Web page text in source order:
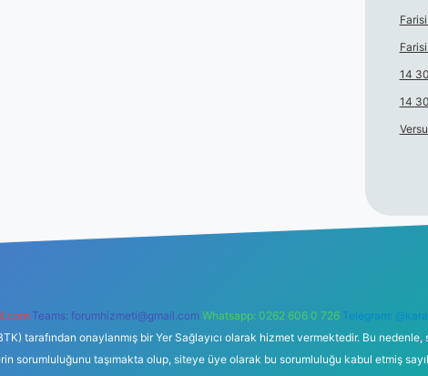
14
14
Teams: forumhizmeti@gmail.com Whatsapp: 0262 606 0 726 Telegram:
tarafından onaylanmış bir Yer Sağlayıcı olarak hizmet vermektedir. Bu
sorumluluğunu taşımakta olup, siteye üye olarak bu sorumluluğu kabul etmiş